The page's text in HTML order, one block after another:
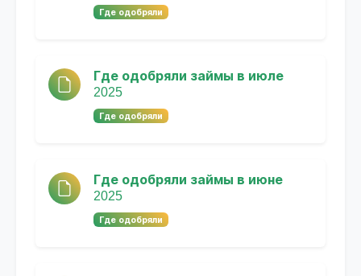
Где одобряли
Где одобряли займы в июле
2025
Где одобряли
Где одобряли займы в июне
2025
Где одобряли